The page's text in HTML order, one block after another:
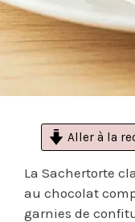
Aller à la
La Sachertorte
au chocolat
garnies de